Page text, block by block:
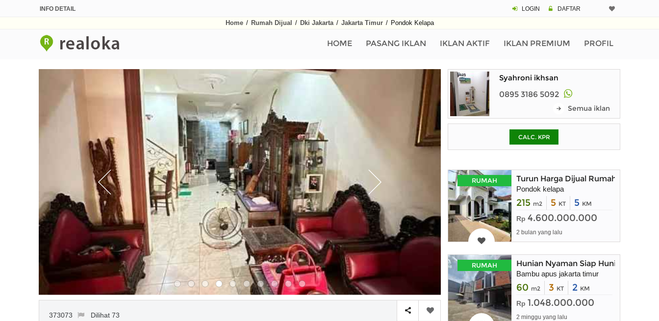
INFO DETAIL LOGIN DAFTAR
Home / Rumah Dijual / Dki Jakarta / Jakarta Timur / Pondok Kelapa
HOME PASANG IKLAN IKLAN AKTIF IKLAN PREMIUM PROFIL
373073 Dilihat 73
Pinjaman (PIN)
pada kotak-
Syahroni ikhsan
0895 3186 5092
Semua iklan
CALC. KPR
RUMAH Turun Harga Dijual Rumah Baru
Pondok kelapa
215 m2 5 KT 5 KM
Rp 4.600.000.000
2 bulan yang lalu
RUMAH Hunian Nyaman Siap Huni di
Bambu apus jakarta timur
60 m2 3 KT 2 KM
Rp 1.048.000.000
2 minggu yang lalu